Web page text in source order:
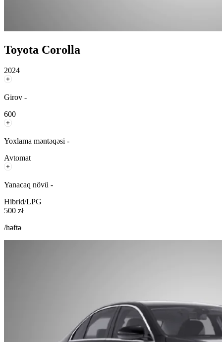
Toyota Corolla
2024
Girov -
600
Yoxlama məntəqəsi -
Avtomat
Yanacaq növü -
Hibrid/LPG
500 zł
/həftə